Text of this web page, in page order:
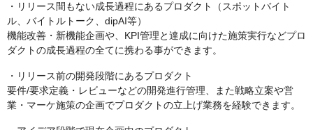
・リリース間もない成長過程にあるプロダクト（スポットバイト
ル、バイトルトーク、dipAI等）
機能改善・新機能企画や、KPI管理と達成に向けた施策実行などプロ
ダクトの成長過程の全てに携わる事ができます。
・リリース前の開発段階にあるプロダクト
要件/要求定義・レビューなどの開発進行管理、また戦略立案や営
業・マーケ施策の企画でプロダクトの立上げ業務を経験できます。